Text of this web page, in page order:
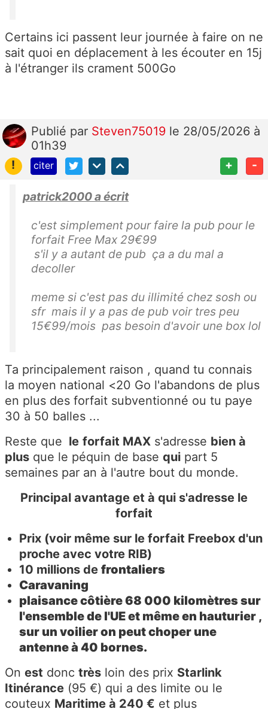
Certains ici passent leur journée à faire on ne
sait quoi en déplacement à les écouter en 15j
à l'étranger ils crament 500Go
Publié par Steven75019 le 28/05/2026 à
01h39
!
citer + -
patrick2000 a écrit
c'est simplement pour faire la pub pour le
forfait Free Max 29€99
s'il y a autant de pub ça a du mal a
decoller
meme si c'est pas du illimité chez sosh ou
sfr mais il y a pas de pub voir tres peu
15€99/mois pas besoin d'avoir une box lol
Ta principalement raison , quand tu connais
la moyen national <20 Go l'abandons de plus
en plus des forfait subventionné ou tu paye
30 à 50 balles ...
Reste que le forfait MAX s'adresse bien à
plus que le péquin de base qui part 5
semaines par an à l'autre bout du monde.
Principal avantage et à qui s'adresse le
forfait
Prix (voir même sur le forfait Freebox d'un
proche avec votre RIB)
10 millions de frontaliers
Caravaning
plaisance côtière 68 000 kilomètres sur
l'ensemble de l'UE et même en hauturier ,
sur un voilier on peut choper une
antenne à 40 bornes.
On est donc très loin des prix Starlink
Itinérance (95 €) qui a des limite ou le
couteux Maritime à 240 € et plus